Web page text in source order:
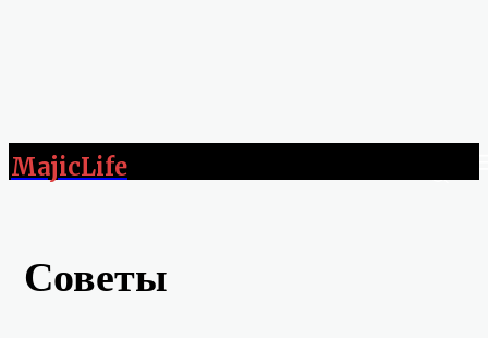
MajicLife
Советы